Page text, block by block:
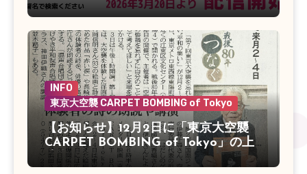
INFO
東京大空襲 CARPET BOMBING of Tokyo
【お知らせ】12月2日に「東京大空襲
CARPET BOMBING of Tokyo」の上
映会があります